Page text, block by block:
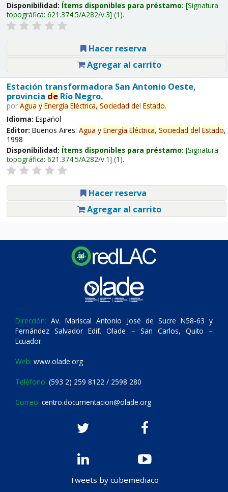
Disponibilidad: Ítems disponibles para préstamo: Signatura
topográfica: 621.374.5/A282/v.3 (1).
Hacer reserva
Agregar al carrito
Estación transformadora San Antonio Oeste,
provincia deRío Negro.
por Agua y Energía Eléctrica, Sociedad del Estado.
Idioma: Español
Editor: Buenos Aires: Agua y Energía Eléctrica, Sociedad del Estado,
1998
Disponibilidad: Ítems disponibles para préstamo: Signatura
topográfica: 621.374.5/A282/v.1 (1).
Hacer reserva
Agregar al carrito
Dirección: Av. Mariscal Antonio José de Sucre N58-63 y
Fernández Salvador Edif. Olade – San Carlos, Quito –
Ecuador.
Web: www.olade.org
Teléfono: (593 2) 259 8122 / 2598 280
Correo: centro.documentacion@olade.org
Tweets by cubemediaco